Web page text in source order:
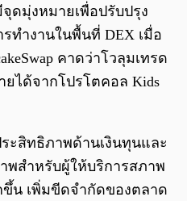
ดมุ่งหมายเพื่อปรับปรุง
ทำงานในพื้นที่ DEX เมื่อ
คาดว่าโวลุมเทรด
ยได้จากโปรโตคอล Kids
ระสิทธิภาพด้านเงินทุนและ
พสำหรับผู้ให้บริการสภาพ
น เพิ่มขีดจำกัดของตลาด